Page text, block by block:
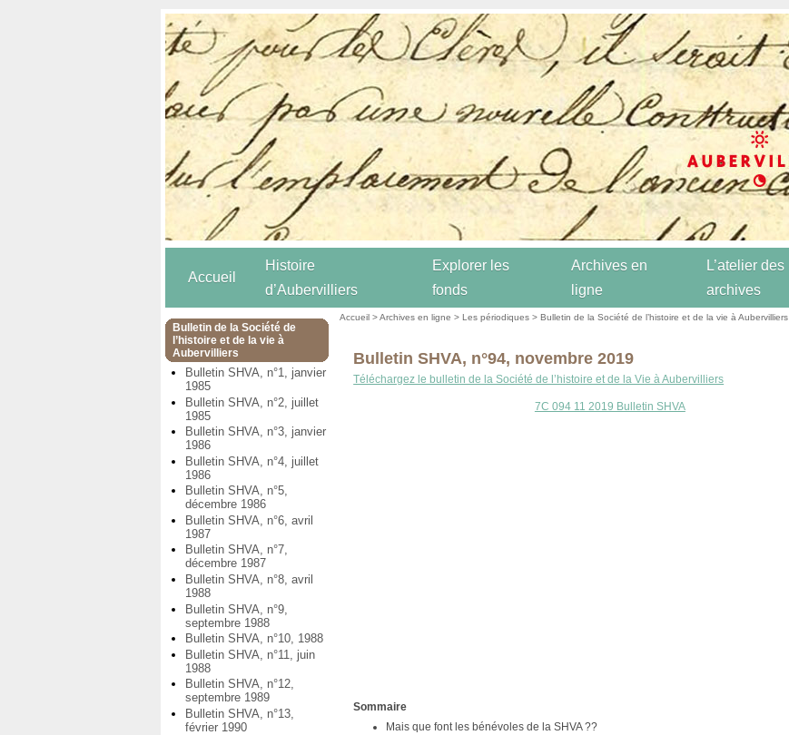
Accueil
Histoire
d’Aubervilliers
Explorer les
fonds
Archives en
ligne
L’atelier des
archives
Bulletin de la Société de
l’histoire et de la vie à
Aubervilliers
Bulletin SHVA, n°1, janvier
1985
Bulletin SHVA, n°2, juillet
1985
Bulletin SHVA, n°3, janvier
1986
Bulletin SHVA, n°4, juillet
1986
Bulletin SHVA, n°5,
décembre 1986
Bulletin SHVA, n°6, avril
1987
Bulletin SHVA, n°7,
décembre 1987
Bulletin SHVA, n°8, avril
1988
Bulletin SHVA, n°9,
septembre 1988
Bulletin SHVA, n°10, 1988
Bulletin SHVA, n°11, juin
1988
Bulletin SHVA, n°12,
septembre 1989
Bulletin SHVA, n°13,
février 1990
Accueil >Archives en ligne >Les périodiques >Bulletin de la Société de l’histoire et de la vie à Aubervilliers
Bulletin SHVA, n°94, novembre 2019
Téléchargez le bulletin de la Société de l’histoire et de la Vie à Aubervilliers
7C 094 11 2019 Bulletin SHVA
Sommaire
Mais que font les bénévoles de la SHVA ??